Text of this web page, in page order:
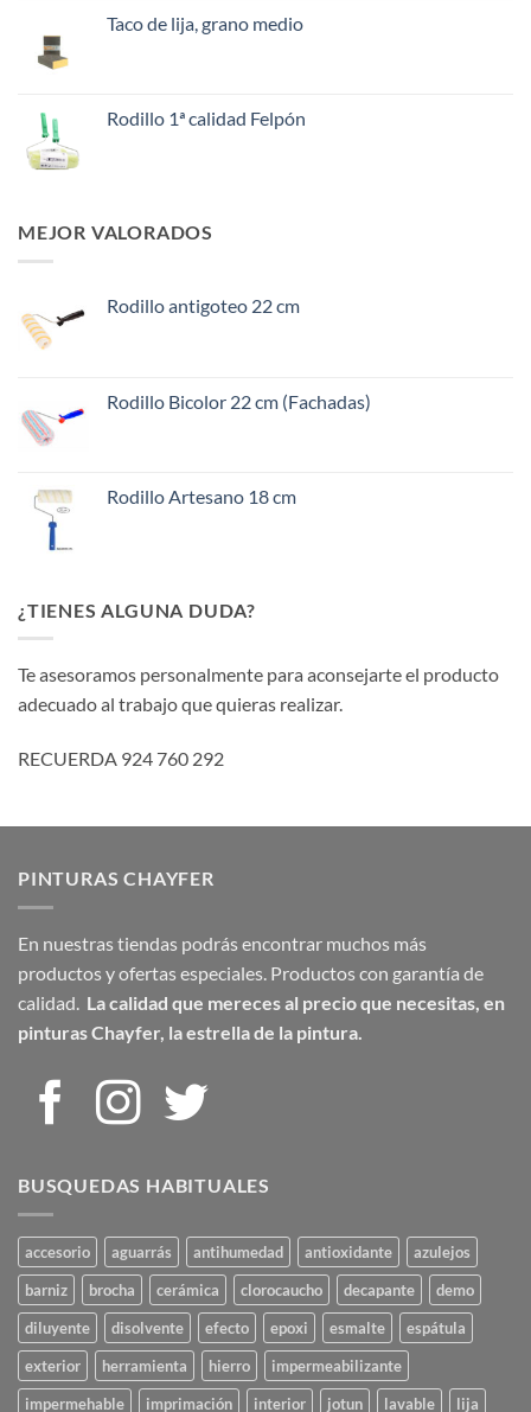
Taco de lija, grano medio
Rodillo 1ª calidad Felpón
MEJOR VALORADOS
Rodillo antigoteo 22 cm
Rodillo Bicolor 22 cm (Fachadas)
Rodillo Artesano 18 cm
¿TIENES ALGUNA DUDA?
Te asesoramos personalmente para aconsejarte el producto
adecuado al trabajo que quieras realizar.
RECUERDA 924 760 292
PINTURAS CHAYFER
En nuestras tiendas podrás encontrar muchos más
productos y ofertas especiales. Productos con garantía de
calidad. La calidad que mereces al precio que necesitas, en
pinturas Chayfer, la estrella de la pintura.
BUSQUEDAS HABITUALES
accesorio aguarrás antihumedad antioxidante
azulejos
barniz
brocha cerámica clorocaucho decapante
demo
diluyente
disolvente efecto epoxi esmalte
espátula
exterior
herramienta hierro
impermeabilizante
impermehable
imprimación interior jotun lavable lija